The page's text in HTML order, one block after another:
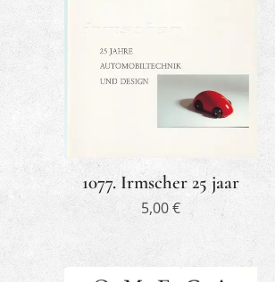
1077. Irmscher 25 jaar
5,00€